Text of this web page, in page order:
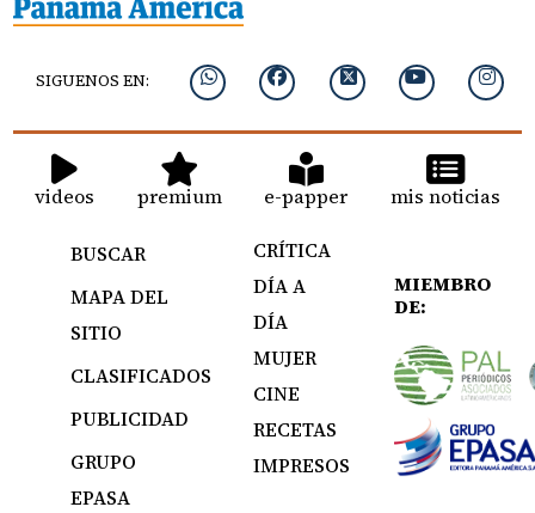
SIGUENOS EN:
videos premium e-papper mis noticias
BUSCAR
MAPA DEL
SITIO
CLASIFICADOS
PUBLICIDAD
GRUPO
EPASA
CRÍTICA
DÍA A
DÍA
MUJER
CINE
RECETAS
IMPRESOS
MIEMBRO
DE: